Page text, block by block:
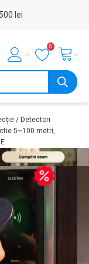
lei
0
/ Detectori
5~100 metri,